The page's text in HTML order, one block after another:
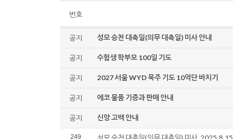
번호
공지 성모 승천 대축일(의무 대축일) 미사 안내
공지 수험생 학부모 100일 기도
공지 2027 서울 WYD 묵주 기도 10억단 바치기
공지 에코 물품 기증과 판매 안내
공지 신앙 고백 안내
249